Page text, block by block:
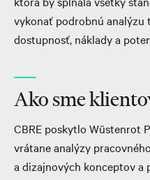
vykonať podrobnú
dostupnosť, náklady a
Ako sme
CBRE poskytlo Wüstenrot
vrátane analýzy
a dizajnových konceptov a